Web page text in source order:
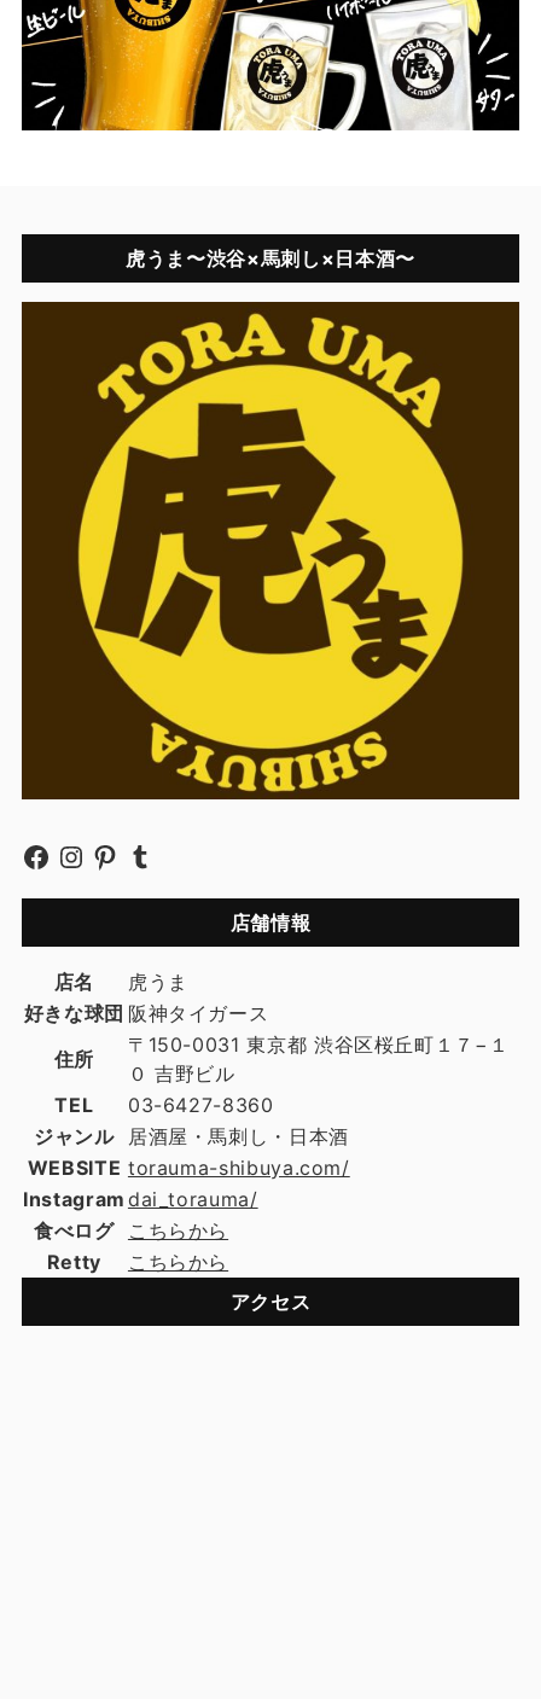
虎うま〜渋谷×馬刺し×日本酒〜
店舗情報
店名
虎うま
好きな球団 阪神タイガース
住所
〒150-0031 東京都 渋谷区桜丘町１７−１
０ 吉野ビル
TEL
03-6427-8360
ジャンル
居酒屋・馬刺し・日本酒
WEBSITE torauma-shibuya.com/
Instagram dai_torauma/
食べログ
こちらから
Retty
こちらから
アクセス